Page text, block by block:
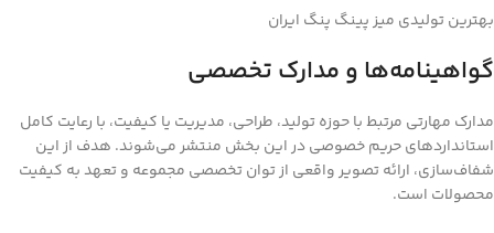
بهترین تولیدی میز پینگ پنگ ایران
گواهینامه‌ها و مدارک تخصصی
مدارک مهارتی مرتبط با حوزه تولید، طراحی، مدیریت یا کیفیت، با رعایت کامل
استانداردهای حریم خصوصی در این بخش منتشر می‌شوند. هدف از این
شفاف‌سازی، ارائه تصویر واقعی از توان تخصصی مجموعه و تعهد به کیفیت
محصولات است.